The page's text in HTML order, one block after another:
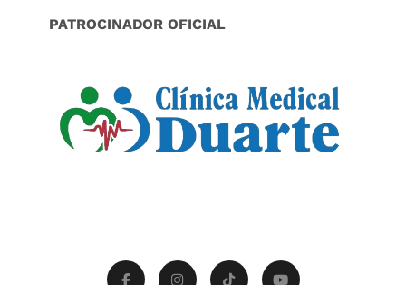
PATROCINADOR OFICIAL